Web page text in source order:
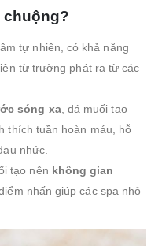
chuộng?
tự nhiên, có khả năng
từ trường phát ra từ các
sóng xa, đá muối tạo
thích tuần hoàn máu, hỗ
nhức.
tạo nên không gian
nhấn giúp các spa nhỏ